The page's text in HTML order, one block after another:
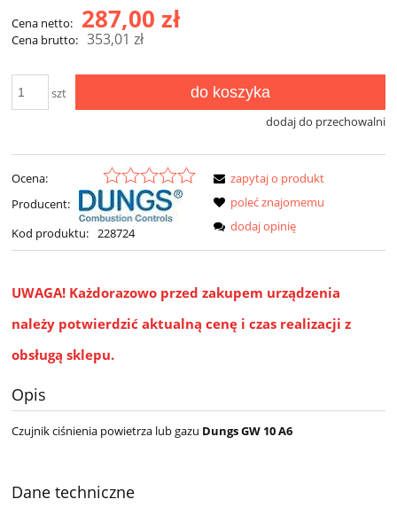
Cena netto: 287,00 zł
Cena brutto: 353,01 zł
szt do koszyka
dodaj do przechowalni
Ocena:
Producent:
Kod produktu: 228724
zapytaj o produkt
poleć znajomemu
dodaj opinię
UWAGA! Każdorazowo przed zakupem urządzenia
należy potwierdzić aktualną cenę i czas realizacji z
obsługą sklepu.
Opis
Czujnik ciśnienia powietrza lub gazu Dungs GW 10 A6
Dane techniczne